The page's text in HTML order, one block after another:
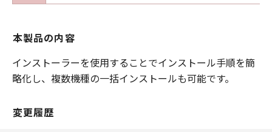
本製品の内容
インストーラーを使用することでインストール手順を簡
略化し、複数機種の一括インストールも可能です。
変更履歴